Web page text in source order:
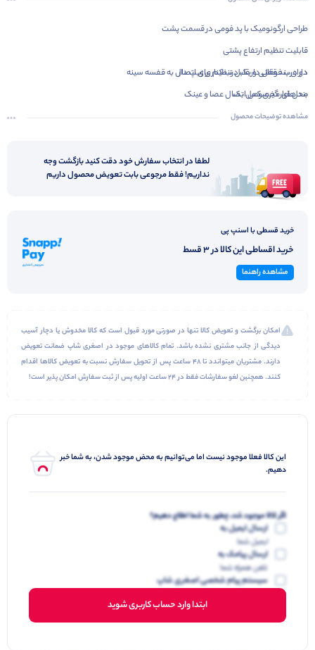
طراحی ارگونومیک با پد فومی در قسمت پشت
قابلیت تنظیم ارتفاع پشتی
دو درب فوقانی و یک درب کناری زیپ دار
بند های مخصوص اتصال عصا و عینک
دارای بند قفل دار قابل تنظیم برای اتصال به قفسه سینه
محل قرار گیری کمل بک
مشاهده توضیحات محصول
لطفا در انتخاب سفارش خود دقت کنید بازگشت وجه
نداریم! فقط مرجوعی بابت تعویض محصول داریم
خرید قسطی با اسنپ پی
خرید اقساطی این کالا در 3 قسط
مشاهده راهنما
امکان برگشت و تعویض کالا تنها در صورتی مورد قبول است که کالا مخدوش یا دچار آسیب
دیدگی از جانب مشتری نشده باشد. تمام کالاهای موجود در اصغری شاپ ضمانت تعویض
دارند. مشتریان میتواندد تا 48 ساعت پس از تحویل سفارش نسبت به تعویض کالاها اقدام
کنند. همچنین لغو سفارشات فقط در 24 ساعت اولیه پس از ثبت سفارش امکان پذیر است!
این کالا فعلا موجود نیست اما می‌توانیم به محض موجود شدن، به شما خبر
دهیم.
اگر کالا موجود شد، چطور به شما اطلاع دهیم؟
ارسال ایمیل به
ایمیل شما
ارسال پیامک به
تلفن همراه شما
سیستم پیام شخصی اصغری شاپ
ابتدا وارد حساب کاربری شوید